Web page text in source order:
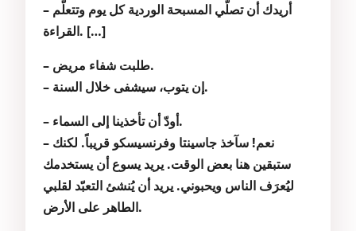
– أريدك أن تصلّي المسبحة الوردية كل يوم وتتعلّم
القراءة. […]
– طلبت شفاء مريض.
– إن يتوب، سيشفى خلال السنة.
– أودّ أن تأخذينا إلى السماء.
– نعم! سآخذ جاسينتا وفرنسيسكو قريباً. لكنك
ستبقين هنا بعض الوقت. يريد يسوع أن يستخدمك
ليُعرَف الناس ويحبوني. يريد أن يُنشئ التعبّد لقلبي
الطاهر على الأرض.